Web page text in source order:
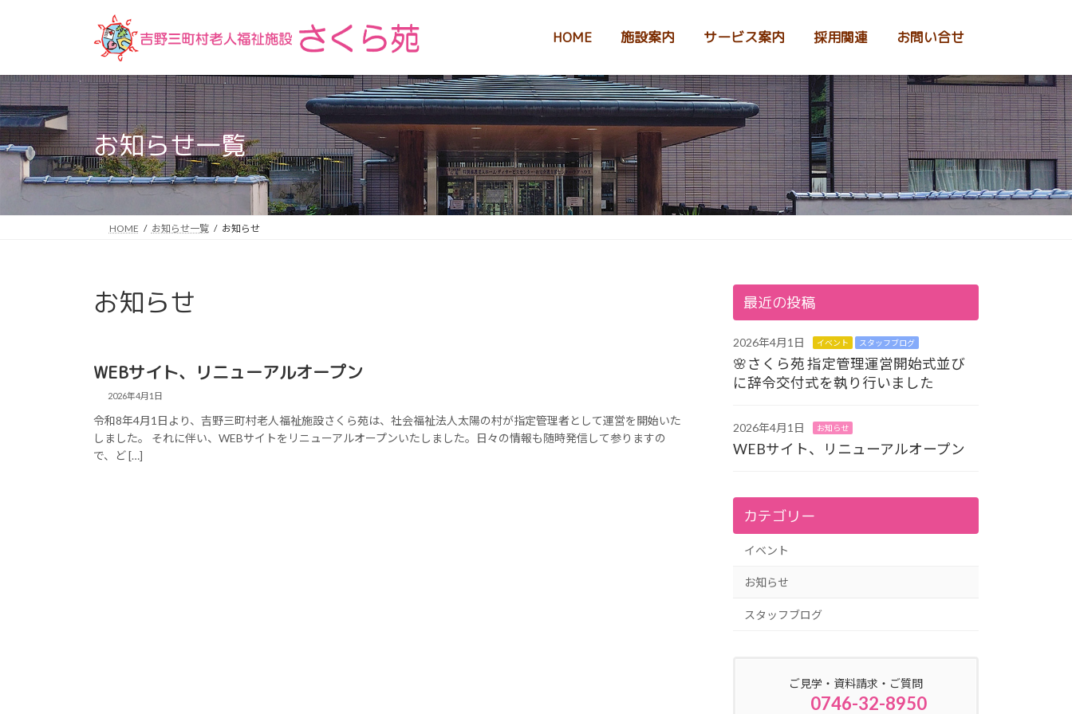
ツ
へ
ス
キ
シ
ョ
ン
に
HOME 施設案内 サービス案内 採用関連 お問い合せ
お知らせ一覧
HOME お知らせ一覧 お知らせ
お知らせ
WEBサイト、リニューアルオープン
2026年4月1日
令和8年4月1日より、吉野三町村老人福祉施設さくら苑は、社会福祉法人太陽の村が指定管理者として運営を開始いた
しました。 それに伴い、WEBサイトをリニューアルオープンいたしました。日々の情報も随時発信して参りますの
で、ど […]
最近の投稿
2026年4月1日 イベント スタッフブログ
🌸さくら苑 指定管理運営開始式並び
に辞令交付式を執り行いました
2026年4月1日 お知らせ
WEBサイト、リニューアルオープン
カテゴリー
イベント
お知らせ
スタッフブログ
ご見学・資料請求・ご質問
0746-32-8950